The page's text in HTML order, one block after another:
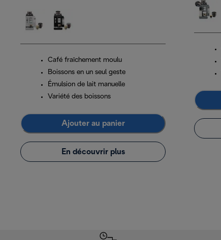
Café fraîchement moulu
Boissons en un seul geste
Émulsion de lait manuelle
Variété des boissons
Ajouter au panier
En découvrir plus